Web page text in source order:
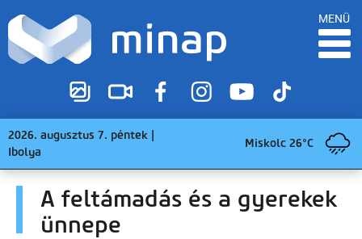
MENÜ
2026. augusztus 7. péntek |
Ibolya
Miskolc 26°C
A feltámadás és a gyerekek
ünnepe